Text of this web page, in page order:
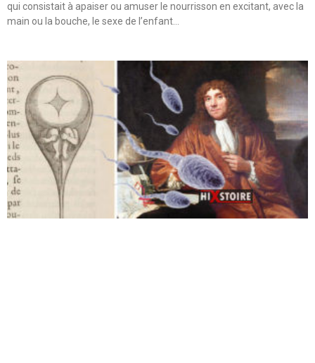
qui consistait à apaiser ou amuser le nourrisson en excitant, avec la
main ou la bouche, le sexe de l’enfant…